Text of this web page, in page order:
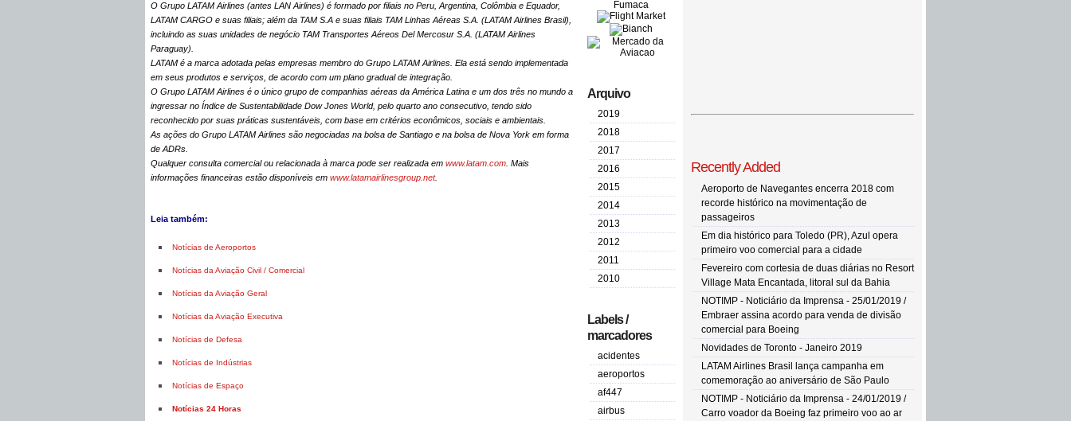
O Grupo LATAM Airlines (antes LAN Airlines) é formado por filiais no Peru, Argentina, Colômbia e Equador,
LATAM CARGO e suas filiais; além da TAM S.A e suas filiais TAM Linhas Aéreas S.A. (LATAM Airlines Brasil),
incluindo as suas unidades de negócio TAM Transportes Aéreos Del Mercosur S.A. (LATAM Airlines
Paraguay).
LATAM é a marca adotada pelas empresas membro do Grupo LATAM Airlines. Ela está sendo implementada
em seus produtos e serviços, de acordo com um plano gradual de integração.
O Grupo LATAM Airlines é o único grupo de companhias aéreas da América Latina e um dos três no mundo a
ingressar no Índice de Sustentabilidade Dow Jones World, pelo quarto ano consecutivo, tendo sido
reconhecido por suas práticas sustentáveis, com base em critérios econômicos, sociais e ambientais.
As ações do Grupo LATAM Airlines são negociadas na bolsa de Santiago e na bolsa de Nova York em forma
de ADRs.
Qualquer consulta comercial ou relacionada à marca pode ser realizada em www.latam.com . Mais
informações financeiras estão disponíveis em www.latamairlinesgroup.net.
Leia também:
Notícias de Aeroportos
Notícias da Aviação Civil / Comercial
Notícias da Aviação Geral
Notícias da Aviação Executiva
Notícias de Defesa
Notícias de Indústrias
Notícias de Espaço
Notícias 24 Horas
Arquivo
2019
2018
2017
2016
2015
2014
2013
2012
2011
2010
Labels /
marcadores
acidentes
aeroportos
af447
airbus
Recently Added
Aeroporto de Navegantes encerra 2018 com
recorde histórico na movimentação de
passageiros
Em dia histórico para Toledo (PR), Azul opera
primeiro voo comercial para a cidade
Fevereiro com cortesia de duas diárias no Resort
Village Mata Encantada, litoral sul da Bahia
NOTIMP - Noticiário da Imprensa - 25/01/2019 /
Embraer assina acordo para venda de divisão
comercial para Boeing
Novidades de Toronto - Janeiro 2019
LATAM Airlines Brasil lança campanha em
comemoração ao aniversário de São Paulo
NOTIMP - Noticiário da Imprensa - 24/01/2019 /
Carro voador da Boeing faz primeiro voo ao ar